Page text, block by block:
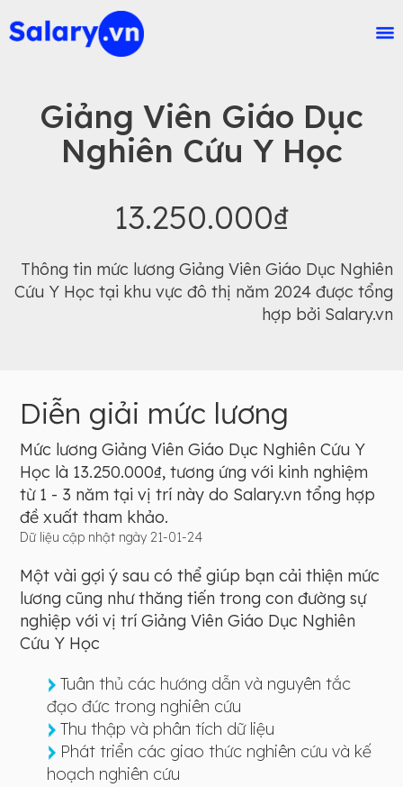
Giảng Viên Giáo Dục
Nghiên Cứu Y Học
13.250.000₫
Thông tin mức lương Giảng Viên Giáo Dục Nghiên
Cứu Y Học tại khu vực đô thị năm 2024 được tổng
hợp bởi Salary.vn
Diễn giải mức lương
Mức lương Giảng Viên Giáo Dục Nghiên Cứu Y
Học là 13.250.000₫, tương ứng với kinh nghiệm
từ 1 - 3 năm tại vị trí này do Salary.vn tổng hợp
đề xuất tham khảo.
Dữ liệu cập nhật ngày 21-01-24
Một vài gợi ý sau có thể giúp bạn cải thiện mức
lương cũng như thăng tiến trong con đường sự
nghiệp với vị trí Giảng Viên Giáo Dục Nghiên
Cứu Y Học
Tuân thủ các hướng dẫn và nguyên tắc
đạo đức trong nghiên cứu
Thu thập và phân tích dữ liệu
Phát triển các giao thức nghiên cứu và kế
hoạch nghiên cứu